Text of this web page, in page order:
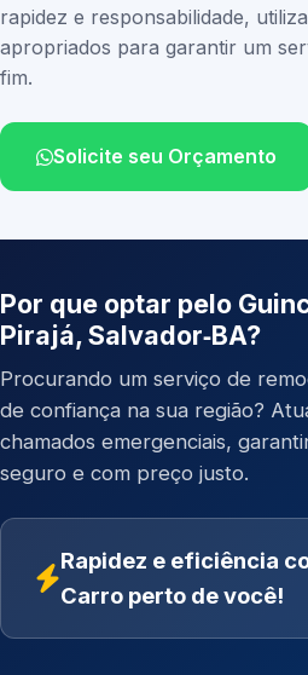
rapidez e responsabilidade,
apropriados para garantir um
fim.
Solicite seu Orçamento
Por que optar pelo
Pirajá, Salvador‑BA?
Procurando um serviço de
de confiança na sua região?
chamados emergenciais,
seguro e com preço justo.
Rapidez e eficiência
Carro perto de você!